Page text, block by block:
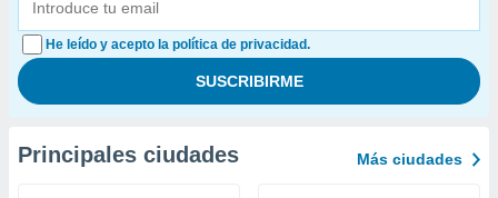
He leído y acepto la política de privacidad.
Principales ciudades Más ciudades